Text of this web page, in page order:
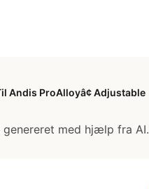
Andis ProAlloyâ¢ Adjustable
med hjælp fra AI.